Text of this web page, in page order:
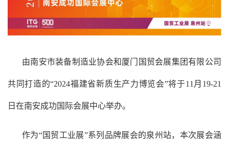
由南安市装备制造业协会和厦门国贸会展集团有限公司
共同打造的“2024福建省新质生产力博览会”将于11月19-21
日在南安成功国际会展中心举办。
作为“国贸工业展”系列品牌展会的泉州站，本次展会涵